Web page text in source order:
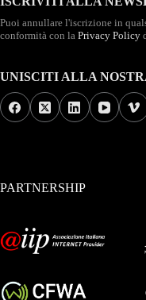
Puoi annullare l'iscrizione in
conformità con la Privacy Policy
UNISCITI ALLA
PARTNERSHIP